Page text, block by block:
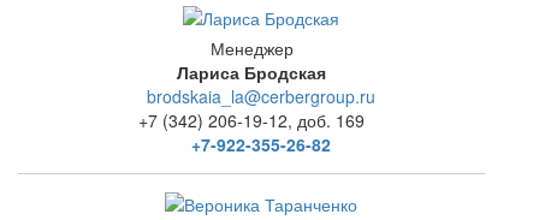
Менеджер
Лариса Бродская
brodskaia_la@cerbergroup.ru
+7 (342) 206-19-12, доб. 169
+7-922-355-26-82